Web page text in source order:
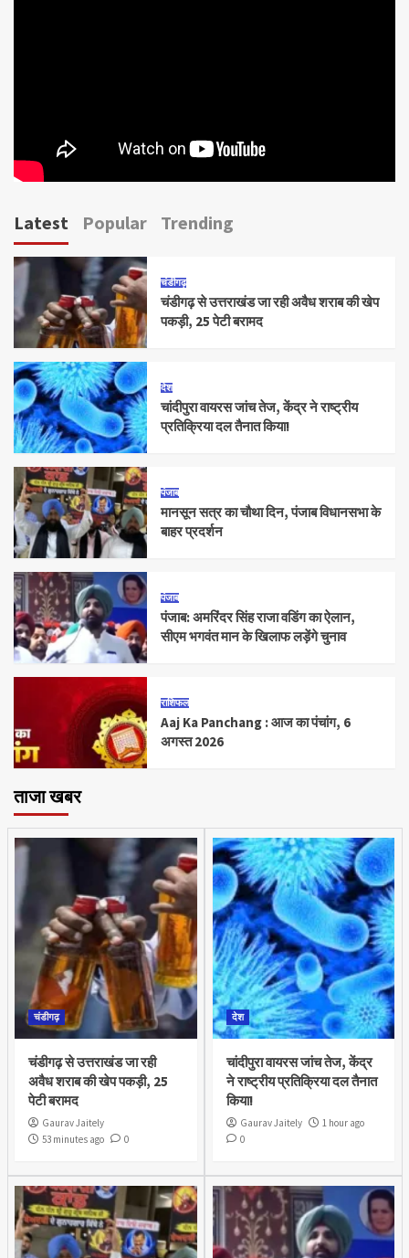
Latest Popular Trending
चंडीगढ़
चंडीगढ़ से उत्तराखंड जा रही अवैध शराब की खेप
पकड़ी, 25 पेटी बरामद
देश
चांदीपुरा वायरस जांच तेज, केंद्र ने राष्ट्रीय
प्रतिक्रिया दल तैनात किया!
पंजाब
मानसून सत्र का चौथा दिन, पंजाब विधानसभा के
बाहर प्रदर्शन
पंजाब
पंजाब: अमरिंदर सिंह राजा वडिंग का ऐलान,
सीएम भगवंत मान के खिलाफ लड़ेंगे चुनाव
राशिफल
Aaj Ka Panchang : आज का पंचांग, 6
अगस्त 2026
ताजा खबर
चंडीगढ़
चंडीगढ़ से उत्तराखंड जा रही
अवैध शराब की खेप पकड़ी, 25
पेटी बरामद
Gaurav Jaitely
53 minutes ago
0
देश
चांदीपुरा वायरस जांच तेज, केंद्र
ने राष्ट्रीय प्रतिक्रिया दल तैनात
किया!
Gaurav Jaitely
1 hour ago
0